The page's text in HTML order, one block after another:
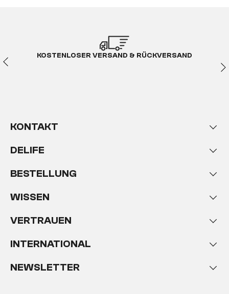
KOSTENLOSER VERSAND & RÜCKVERSAND
KONTAKT
DELIFE
BESTELLUNG
WISSEN
VERTRAUEN
INTERNATIONAL
NEWSLETTER